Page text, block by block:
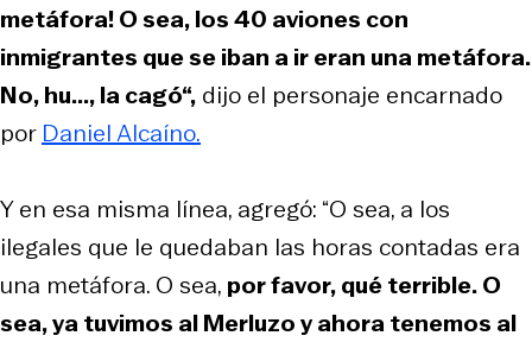
metáfora! O sea, los 40 aviones con
inmigrantes que se iban a ir eran una metáfora.
No, hu..., la cagó“, dijo el personaje encarnado
por Daniel Alcaíno.
Y en esa misma línea, agregó: “O sea, a los
ilegales que le quedaban las horas contadas era
una metáfora. O sea, por favor, qué terrible. O
sea, ya tuvimos al Merluzo y ahora tenemos al